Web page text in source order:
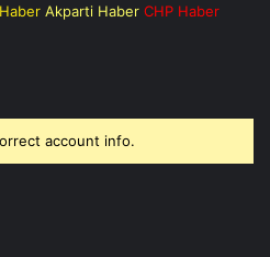
Akparti Haber CHP Haber
account info.